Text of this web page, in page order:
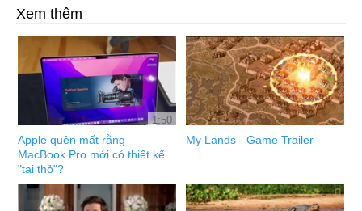
Xem thêm
1:50
Apple quên mất rằng
MacBook Pro mới có thiết kế
"tai thỏ"?
My Lands - Game Trailer